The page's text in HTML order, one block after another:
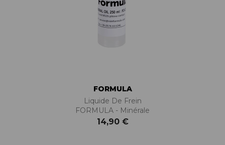
FORMULA
Liquide De Frein
FORMULA - Minérale
14,90 €